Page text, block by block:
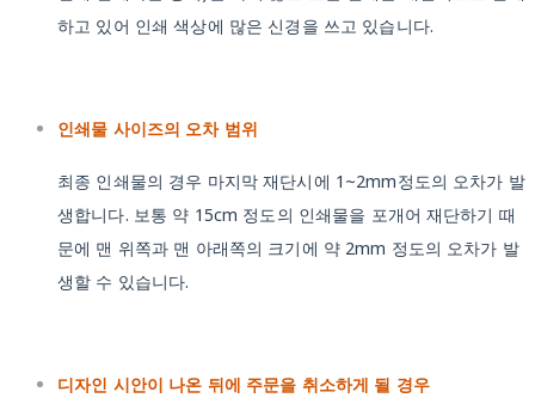
하고 있어 인쇄 색상에 많은 신경을 쓰고 있습니다.
인쇄물 사이즈의 오차 범위
최종 인쇄물의 경우 마지막 재단시에 1~2mm정도의 오차가 발
생합니다. 보통 약 15cm 정도의 인쇄물을 포개어 재단하기 때
문에 맨 위쪽과 맨 아래쪽의 크기에 약 2mm 정도의 오차가 발
생할 수 있습니다.
디자인 시안이 나온 뒤에 주문을 취소하게 될 경우